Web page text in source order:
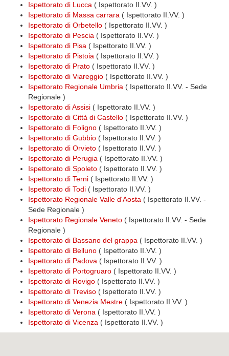
Ispettorato di Lucca ( Ispettorato II.VV. )
Ispettorato di Massa carrara ( Ispettorato II.VV. )
Ispettorato di Orbetello ( Ispettorato II.VV. )
Ispettorato di Pescia ( Ispettorato II.VV. )
Ispettorato di Pisa ( Ispettorato II.VV. )
Ispettorato di Pistoia ( Ispettorato II.VV. )
Ispettorato di Prato ( Ispettorato II.VV. )
Ispettorato di Viareggio ( Ispettorato II.VV. )
Ispettorato Regionale Umbria ( Ispettorato II.VV. - Sede
Regionale )
Ispettorato di Assisi ( Ispettorato II.VV. )
Ispettorato di Città di Castello ( Ispettorato II.VV. )
Ispettorato di Foligno ( Ispettorato II.VV. )
Ispettorato di Gubbio ( Ispettorato II.VV. )
Ispettorato di Orvieto ( Ispettorato II.VV. )
Ispettorato di Perugia ( Ispettorato II.VV. )
Ispettorato di Spoleto ( Ispettorato II.VV. )
Ispettorato di Terni ( Ispettorato II.VV. )
Ispettorato di Todi ( Ispettorato II.VV. )
Ispettorato Regionale Valle d'Aosta ( Ispettorato II.VV. -
Sede Regionale )
Ispettorato Regionale Veneto ( Ispettorato II.VV. - Sede
Regionale )
Ispettorato di Bassano del grappa ( Ispettorato II.VV. )
Ispettorato di Belluno ( Ispettorato II.VV. )
Ispettorato di Padova ( Ispettorato II.VV. )
Ispettorato di Portogruaro ( Ispettorato II.VV. )
Ispettorato di Rovigo ( Ispettorato II.VV. )
Ispettorato di Treviso ( Ispettorato II.VV. )
Ispettorato di Venezia Mestre ( Ispettorato II.VV. )
Ispettorato di Verona ( Ispettorato II.VV. )
Ispettorato di Vicenza ( Ispettorato II.VV. )